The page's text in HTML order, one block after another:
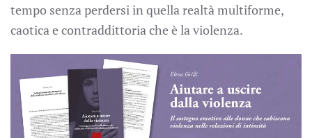
tempo senza perdersi in quella realtà multiforme,
caotica e contraddittoria che è la violenza.